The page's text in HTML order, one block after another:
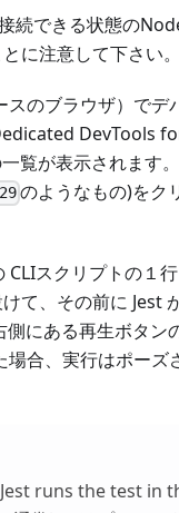
続できる状態の
に注意して下さい。
のブラウザ）でデ
DevTools
覧が表示されます
のようなもの)をク
スクリプトの１
て、その前に Jest
にある再生ボタン
合、実行はポー
runs the test in